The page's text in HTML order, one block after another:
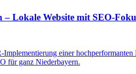
– Lokale Website mit SEO-
einer
für ganz Niederbayern.